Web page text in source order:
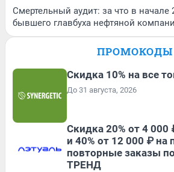
Смертельный аудит: за что в начале
бывшего главбуха нефтяной
ПРОМОКОДЫ
Скидка 10% на все
До 31 августа, 2026
Скидка 20% от 4 000
и 40% от 12 000 ₽ на
повторные заказы
ТРЕНД